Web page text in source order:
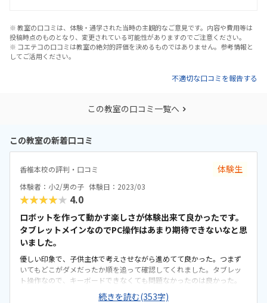
※ 教室の口コミは、体験・通学された当時の主観的なご意見です。内容や費用等は
投稿時点のものとなり、変更されている可能性がありますのでご注意ください。
※ コエテコの口コミは教室の絶対的評価を決めるものではありません。参考情報と
してご活用ください。
不適切な口コミを報告する
この教室の口コミ一覧へ
この教室の新着口コミ
香椎本校の評判・口コミ 体験生
体験者：小2/男の子 体験日：2023/03
★★★★★ 4.0
ロボットを作って動かす楽しさが体験出来て良かったです。
タブレットメインなのでPC操作はあまり期待できないなと思
いました。
優しい印象で、子供主体で考えさせながら進めてて良かった。つまず
いてもどこがダメだったか順を追って確認してくれました。タブレッ
ト操作なので、キーボードできなくても問題なかったのは良かった。
図面も1つずつありわかりやすかった。駅近くになるので、JRや西鉄で
続きを読む(353字)